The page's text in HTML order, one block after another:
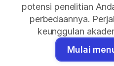
potensi penelitian
perbedaannya.
keunggulan
Mulai